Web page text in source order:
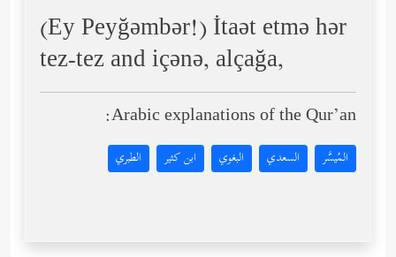
(Ey Peyğəmbər!) İtaət etmə hər
tez-tez and içənə, alçağa,
Arabic explanations of the Qur’an:
المُيسَّر السعدي البغوي ابن كثير الطبري